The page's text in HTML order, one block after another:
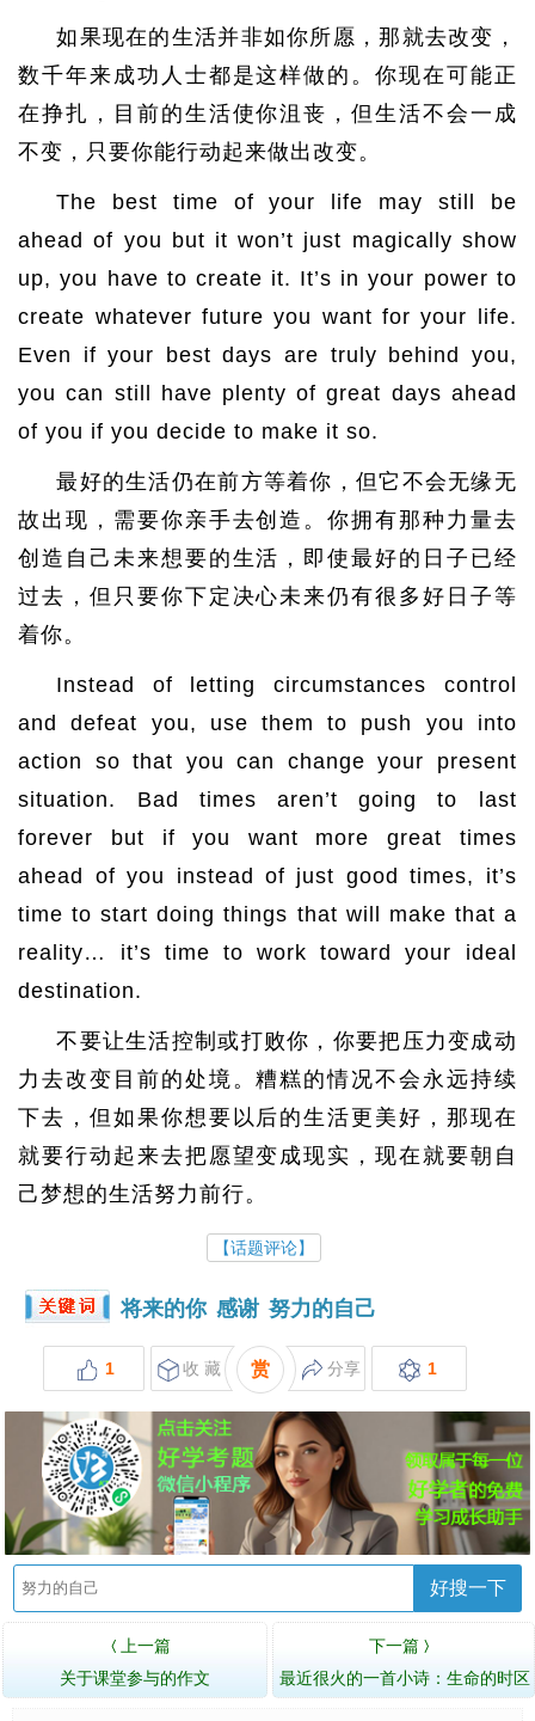
如果现在的生活并非如你所愿，那就去改变，
数千年来成功人士都是这样做的。你现在可能正
在挣扎，目前的生活使你沮丧，但生活不会一成
不变，只要你能行动起来做出改变。
The best time of your life may still be
ahead of you but it won’t just magically show
up, you have to create it. It’s in your power to
create whatever future you want for your life.
Even if your best days are truly behind you,
you can still have plenty of great days ahead
of you if you decide to make it so.
最好的生活仍在前方等着你，但它不会无缘无
故出现，需要你亲手去创造。你拥有那种力量去
创造自己未来想要的生活，即使最好的日子已经
过去，但只要你下定决心未来仍有很多好日子等
着你。
Instead of letting circumstances control
and defeat you, use them to push you into
action so that you can change your present
situation. Bad times aren’t going to last
forever but if you want more great times
ahead of you instead of just good times, it’s
time to start doing things that will make that a
reality… it’s time to work toward your ideal
destination.
不要让生活控制或打败你，你要把压力变成动
力去改变目前的处境。糟糕的情况不会永远持续
下去，但如果你想要以后的生活更美好，那现在
就要行动起来去把愿望变成现实，现在就要朝自
己梦想的生活努力前行。
【话题评论】
将来的你 感谢 努力的自己
1 收 藏 赏 分享 1
好搜一下
〈
上一篇
关于课堂参与的作文
下一篇 〉
最近很火的一首小诗：生命的时区